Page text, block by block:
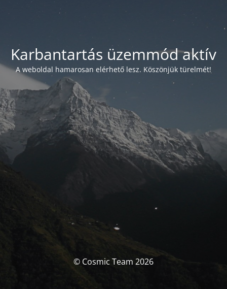
Karbantartás üzemmód aktív
A weboldal hamarosan elérhető lesz. Köszönjük türelmét!
© Cosmic Team 2026